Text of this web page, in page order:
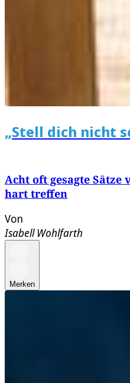
„Stell dich nicht
Acht oft gesagte
hart treffen
Von
Isabell Wohlfarth
Merken